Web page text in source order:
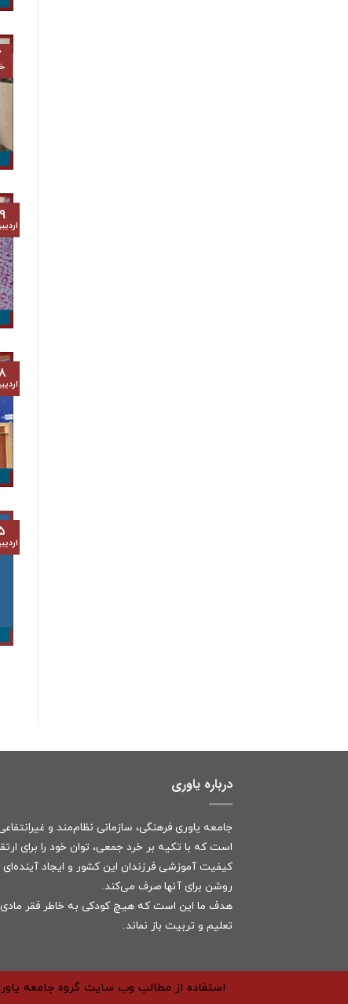
درباره یاوری
جامعه یاوری فرهنگی، سازمانی نظام‌مند و
است که با تکیه بر خرد جمعی، توان خود را برای
کیفیت آموزشی فرزندان این کشور و ایجاد آینده‌ای
روشن برای آنها صرف می‌کند.
هدف ما این است که هیچ کودکی به خاطر فقر مادی
تعلیم و تربیت باز نماند.
استفاده از مطالب وب سایت گروه جامعه